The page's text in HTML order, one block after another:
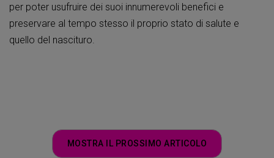
per poter usufruire dei suoi innumerevoli benefici e
preservare al tempo stesso il proprio stato di salute e
quello del nascituro.
MOSTRA IL PROSSIMO ARTICOLO